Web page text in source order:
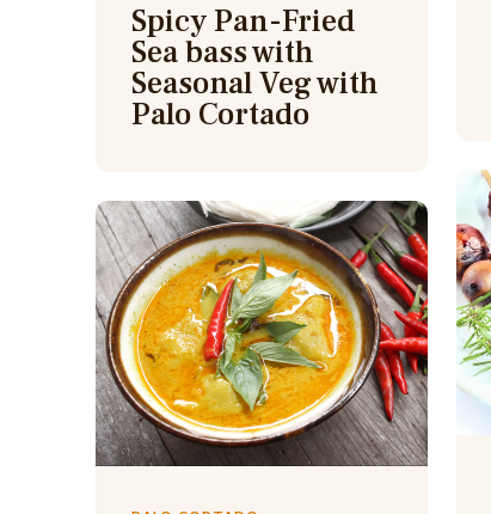
Spicy Pan-Fried
Sea bass with
Seasonal Veg with
Palo Cortado